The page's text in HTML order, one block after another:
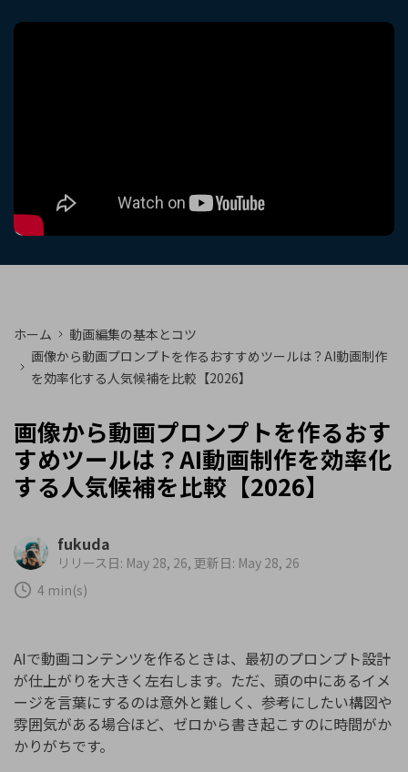
ブランド紹介
ホーム
動画編集の基本とコツ
画像から動画プロンプトを作るおすすめツールは？AI動画制作
を効率化する人気候補を比較【2026】
画像から動画プロンプトを作るおす
すめツールは？AI動画制作を効率化
する人気候補を比較【2026】
fukuda
リリース日: May 28, 26, 更新日: May 28, 26
4 min(s)
AIで動画コンテンツを作るときは、最初のプロンプト設計
が仕上がりを大きく左右します。ただ、頭の中にあるイメ
ージを言葉にするのは意外と難しく、参考にしたい構図や
雰囲気がある場合ほど、ゼロから書き起こすのに時間がか
かりがちです。